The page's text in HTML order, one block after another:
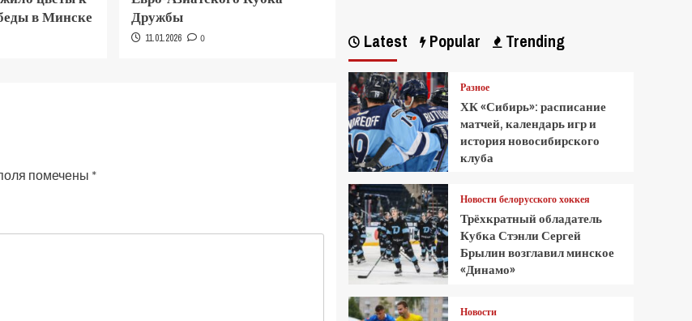
в Минске
Дружбы
11.01.2026 0
помечены *
Latest Popular Trending
Разное
ХК «Сибирь»: расписание
матчей, календарь игр и
история новосибирского
клуба
Новости белорусского хоккея
Трёхкратный обладатель
Кубка Стэнли Сергей
Брылин возглавил минское
«Динамо»
Новости